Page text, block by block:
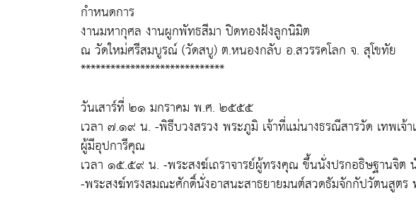
กำหนดการ
งานมหากุศล งานผูกพัทธสีมา ปิดทองฝังลูกนิมิต
ณ วัดใหม่ศรีสมบูรณ์ (วัดสบู) ต.หนองกลับ อ.สวรรคโลก จ. สุโขทัย
*****************************
วันเสาร์ที่ ๒๑ มกราคม พ.ศ. ๒๕๕๕
เวลา ๗.๑๙ น. -พิธีบวงสรวง พระภูมิ เจ้าที่แม่นางธรณีสารวัด เทพเจ้
ผู้มีอุปการีคุณ
เวลา ๑๕.๕๙ น. -พระสงฆ์เถราจารย์ผู้ทรงคุณ ขึ้นนั่งปรกอธิษฐานจิต
-พระสงฆ์ทรงสมณะศักดิ์นั่งอาสนะสาธยายมนต์สวดธัมจักกัปวัตนสูต